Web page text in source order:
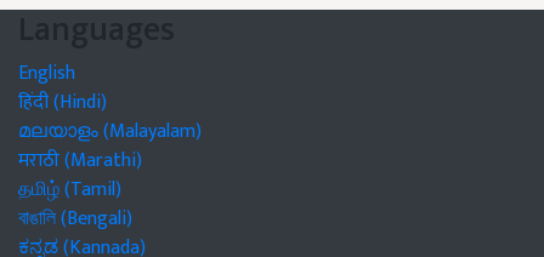
Languages
English
हिंदी (Hindi)
മലയാളം (Malayalam)
मराठी (Marathi)
தமிழ் (Tamil)
বাঙালি (Bengali)
ಕನ್ನಡ (Kannada)